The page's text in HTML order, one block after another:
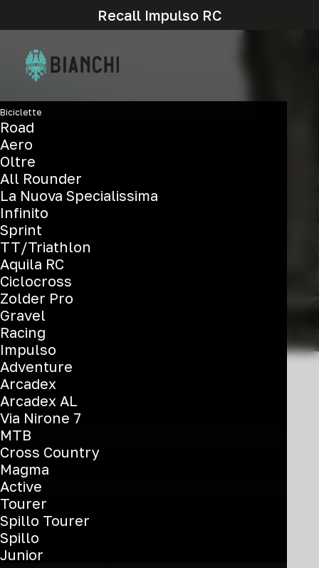
Recall Impulso RC
Biciclette
Road
Aero
Oltre
All Rounder
La Nuova Specialissima
Infinito
Sprint
TT/Triathlon
Aquila RC
Ciclocross
Zolder Pro
Gravel
Racing
Impulso
Adventure
Arcadex
Arcadex AL
Via Nirone 7
MTB
Cross Country
Magma
Active
Tourer
Spillo Tourer
Spillo
Junior
Zolder pro
Questo